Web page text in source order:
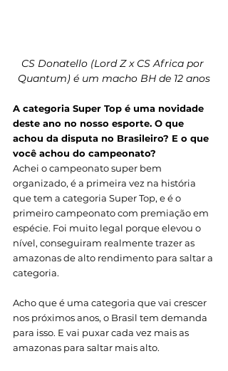
CS Donatello (Lord Z x CS Africa por
Quantum) é um macho BH de 12 anos
A categoria Super Top é uma novidade
deste ano no nosso esporte. O que
achou da disputa no Brasileiro? E o que
você achou do campeonato?
Achei o campeonato super bem
organizado, é a primeira vez na história
que tem a categoria Super Top, e é o
primeiro campeonato com premiação em
espécie. Foi muito legal porque elevou o
nível, conseguiram realmente trazer as
amazonas de alto rendimento para saltar a
categoria.
Acho que é uma categoria que vai crescer
nos próximos anos, o Brasil tem demanda
para isso. E vai puxar cada vez mais as
amazonas para saltar mais alto.